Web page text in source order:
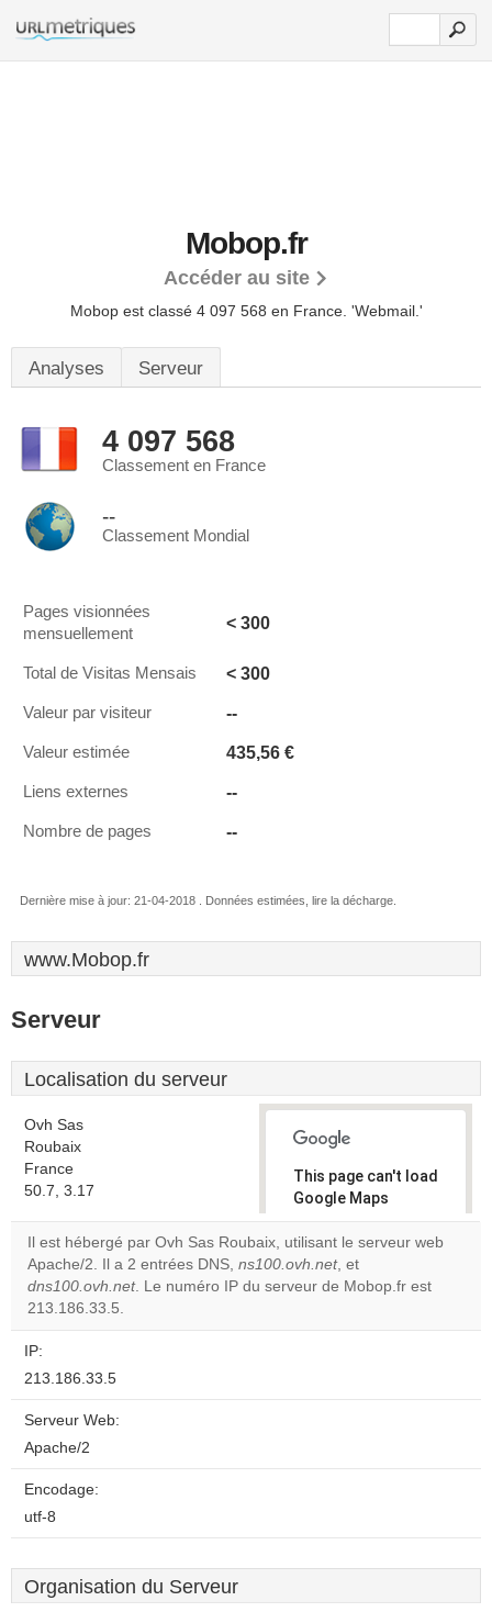
Mobop.fr
Accéder au site
Mobop est classé 4 097 568 en France. 'Webmail.'
Analyses Serveur
4 097 568
Classement en France
--
Classement Mondial
Pages visionnées
mensuellement
< 300
Total de Visitas Mensais < 300
Valeur par visiteur --
Valeur estimée 435,56 €
Liens externes --
Nombre de pages --
Dernière mise à jour: 21-04-2018 . Données estimées, lire la décharge.
www.Mobop.fr
Serveur
Localisation du serveur
Ovh Sas
Roubaix
France
50.7, 3.17
This page can't load
Google Maps
correctly.
Do you
own this
OK
Il est hébergé par Ovh Sas Roubaix, utilisant le serveur web
Apache/2. Il a 2 entrées DNS, ns100.ovh.net, et
dns100.ovh.net. Le numéro IP du serveur de Mobop.fr est
213.186.33.5.
IP:
213.186.33.5
Serveur Web:
Apache/2
Encodage:
utf-8
Organisation du Serveur